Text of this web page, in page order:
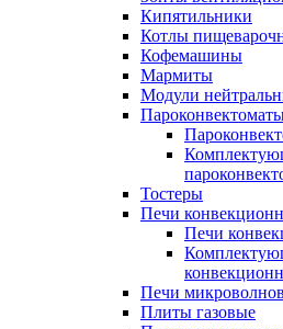
Кипятильники
Котлы
Кофемашины
Мармиты
Модули
Тостеры
Печи
Печи
Печи
Плиты газовые